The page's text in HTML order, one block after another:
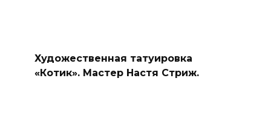
Художественная татуировка
«Котик». Мастер Настя Стриж.